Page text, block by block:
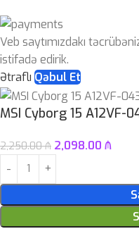
Veb saytımızdakı
istifadə edirik.
Ətraflı Qəbul Et
MSI Cyborg 15 A12VF-
2,250.00₼ 2,098.00 ₼